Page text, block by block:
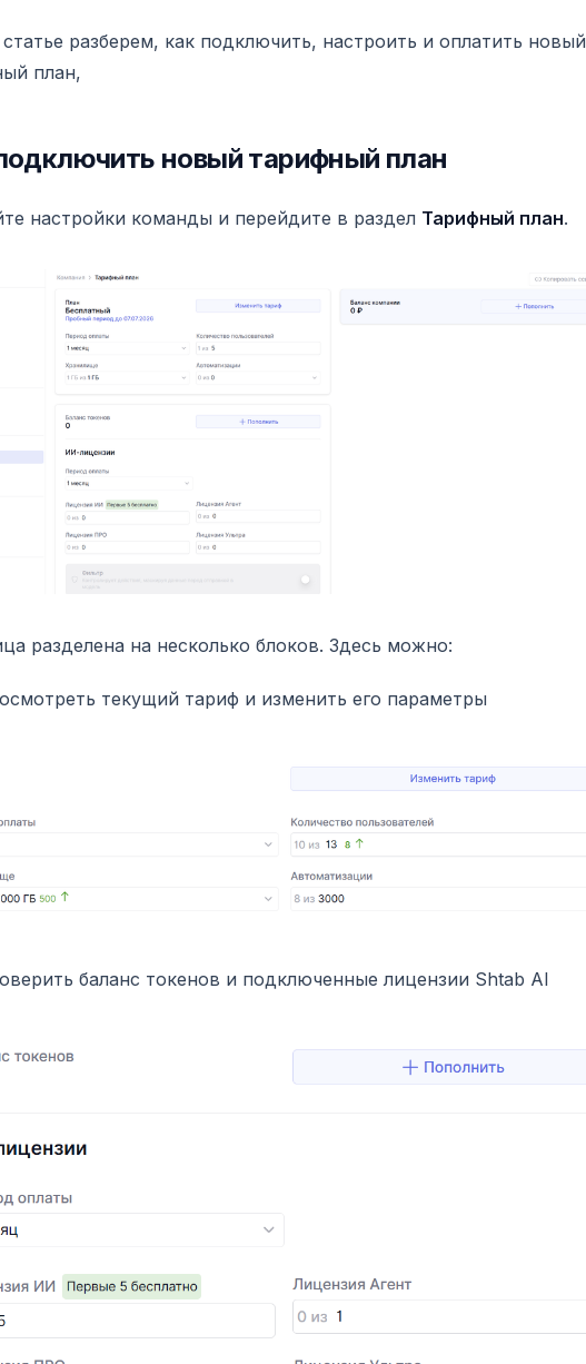
разберем, как подключить, настроить и оплатить новый
план,
новый тарифный план
настройки команды и перейдите в раздел Тарифный план.
разделена на несколько блоков. Здесь можно:
текущий тариф и изменить его параметры
баланс токенов и подключенные лицензии Shtab AI